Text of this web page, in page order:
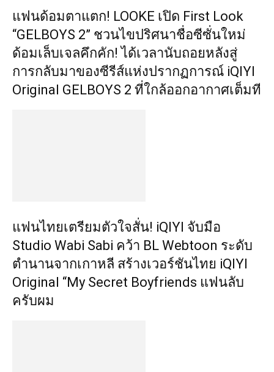
แฟนด้อมตาแตก! LOOKE เปิด First Look
“GELBOYS 2” ชวนไขปริศนาชื่อซีซั่นใหม่
ด้อมเล็บเจลคึกคัก! ได้เวลานับถอยหลังสู่
การกลับมาของซีรีส์แห่งปรากฏการณ์ iQIYI
Original GELBOYS 2 ที่ใกล้ออกอากาศเต็มที
แฟนไทยเตรียมตัวใจสั่น! iQIYI จับมือ
Studio Wabi Sabi คว้า BL Webtoon ระดับ
ตำนานจากเกาหลี สร้างเวอร์ชันไทย iQIYI
Original “My Secret Boyfriends แฟนลับ
ครับผม